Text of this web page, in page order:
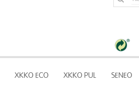
XKKO ECO XKKO PUL SENEO